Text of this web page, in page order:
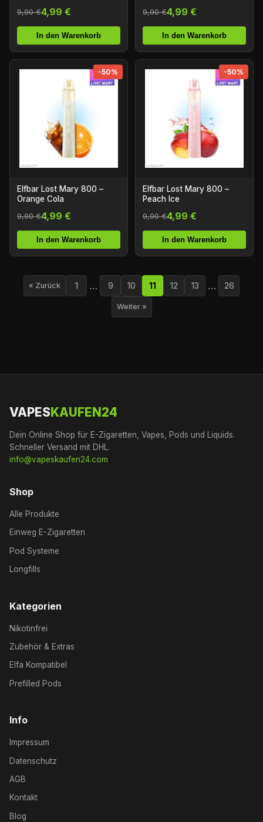
9,90 €4,99 €
In den Warenkorb
9,90 €4,99 €
In den Warenkorb
-50%
Elfbar Lost Mary 800 –
Orange Cola
9,90 €4,99 €
In den Warenkorb
-50%
Elfbar Lost Mary 800 –
Peach Ice
9,90 €4,99 €
In den Warenkorb
« Zurück 1 … 9 10 11 12 13 … 26
Weiter »
VAPESKAUFEN24
Dein Online Shop für E-Zigaretten, Vapes, Pods und Liquids.
Schneller Versand mit DHL.
info@vapeskaufen24.com
Shop
Alle Produkte
Einweg E-Zigaretten
Pod Systeme
Longfills
Kategorien
Nikotinfrei
Zubehör & Extras
Elfa Kompatibel
Prefilled Pods
Info
Impressum
Datenschutz
AGB
Kontakt
Blog